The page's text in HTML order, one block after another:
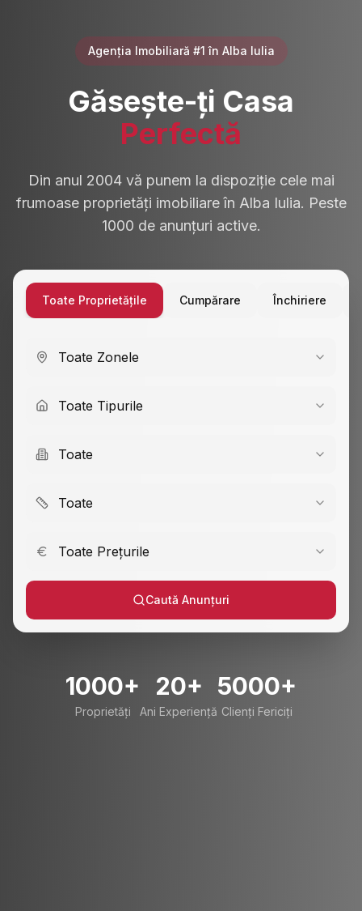
Agenția Imobiliară #1 în Alba Iulia
Găsește-ți Casa
Perfectă
Din anul 2004 vă punem la dispoziție cele mai
frumoase proprietăți imobiliare în Alba Iulia. Peste
1000 de anunțuri active.
Toate Proprietățile Cumpărare Închiriere
Toate Zonele
Toate Tipurile
Toate
Toate
Toate Prețurile
Caută Anunțuri
1000+
Proprietăți
20+
Ani Experiență
5000+
Clienți Fericiți